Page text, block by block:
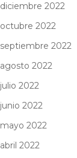
diciembre 2022
octubre 2022
septiembre 2022
agosto 2022
julio 2022
junio 2022
mayo 2022
abril 2022